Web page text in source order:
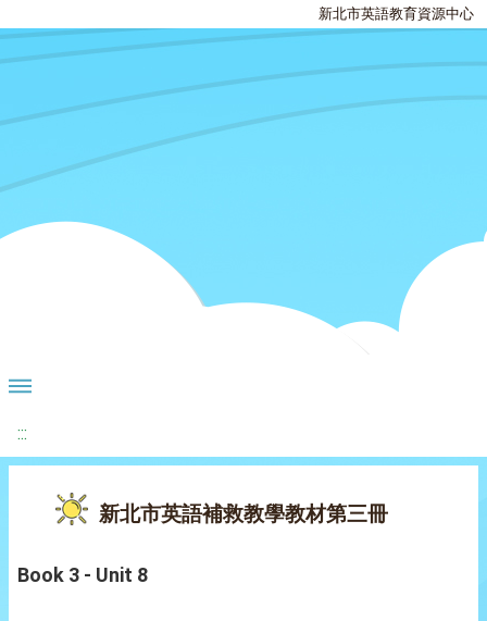
新北市英語教育資源中心
:::
新北市英語補救教學教材第三冊
Book 3 - Unit 8